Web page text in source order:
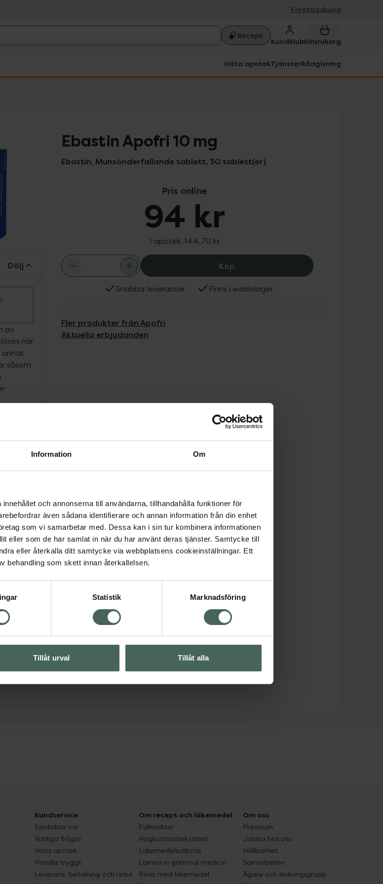
Information Om
och annonserna till användarna, tillhandahålla funktioner för
även sådana identifierare och annan information från din enhet
som vi samarbetar med. Dessa kan i sin tur kombinera informationen
eller som de har samlat in när du har använt deras tjänster. Samtycke till
eller återkalla ditt samtycke via webbplatsens cookieinställningar. Ett
behandling som skett innan återkallelsen.
Statistik Marknadsföring
Tillåt urval Tillåt alla
Företagskund
Recept
KundklubbVarukorg
Hitta apotekTjänsterRådgivning
Ebastin Apofri 10 mg
Ebastin, Munsönderfallande tablett, 30 tablett(er)
Pris online
94 kr
I apotek: 144,70 kr
Köp Ebastin Apofri 10 mg, 94 kr.
Snabba leveranser Finns i webblager
Fler produkter från Apofri
Aktuella erbjudanden
Dölj
av
när
annat
såsom
i
Visa
Visa
Visa
Kundservice
Kontakta oss
Vanliga frågor
Hitta apotek
Handla tryggt
Leverans, betalning och retur
Om recept och läkemedel
Fullmakter
Högkostnadsskyddet
Läkemedelsutbyte
Lämna in gammal medicin
Resa med läkemedel
Om oss
Pressrum
Jobba hos oss
Hållbarhet
Samarbeten
Ägare och ledningsgrupp